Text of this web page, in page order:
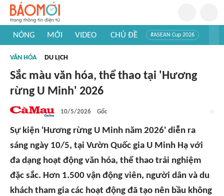
NÓNG MỚI VIDEO CHỦ ĐỀ #ASEAN Cup 2026
#Khám phá thế giới
VĂN HÓA DU LỊCH
Sắc màu văn hóa, thể thao tại 'Hương
rừng U Minh' 2026
10/5/2026 Gốc
Sự kiện 'Hương rừng U Minh năm 2026' diễn ra
sáng ngày 10/5, tại Vườn Quốc gia U Minh Hạ với
đa dạng hoạt động văn hóa, thể thao trải nghiệm
đặc sắc. Hơn 1.500 vận động viên, người dân và du
khách tham gia các hoạt động đã tạo nên bầu không